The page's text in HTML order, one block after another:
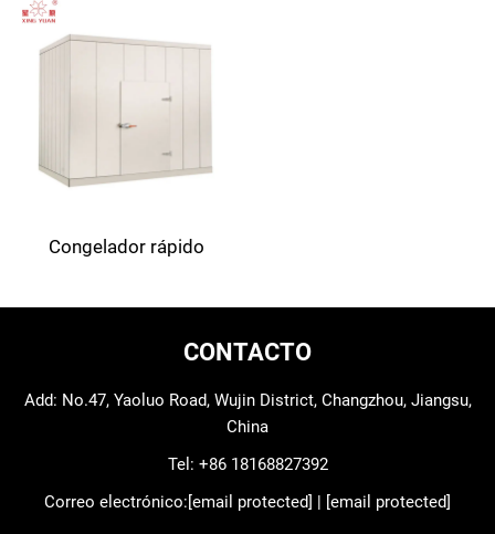
Congelador rápido
CONTACTO
Add: No.47, Yaoluo Road, Wujin District, Changzhou, Jiangsu,
China
Tel: +86 18168827392
Correo electrónico: [email protected] [email protected]